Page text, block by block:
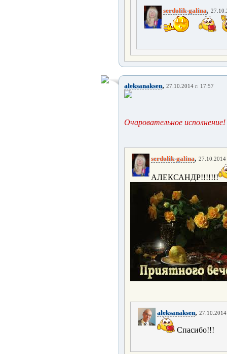
serdolik-galina,
aleksanaksen, 27.10.2014 г. 17:57
Очаровательное исполнение!
serdolik-galina, 27.10.2014
АЛЕКСАНДР!!!!!!!
aleksanaksen,
Спасибо!!!